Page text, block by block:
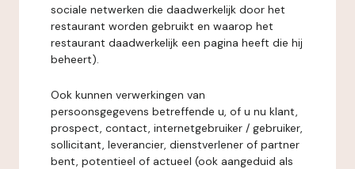
sociale netwerken die daadwerkelijk door het
restaurant worden gebruikt en waarop het
restaurant daadwerkelijk een pagina heeft die hij
beheert).
Ook kunnen verwerkingen van
persoonsgegevens betreffende u, of u nu klant,
prospect, contact, internetgebruiker / gebruiker,
sollicitant, leverancier, dienstverlener of partner
bent, potentieel of actueel (ook aangeduid als